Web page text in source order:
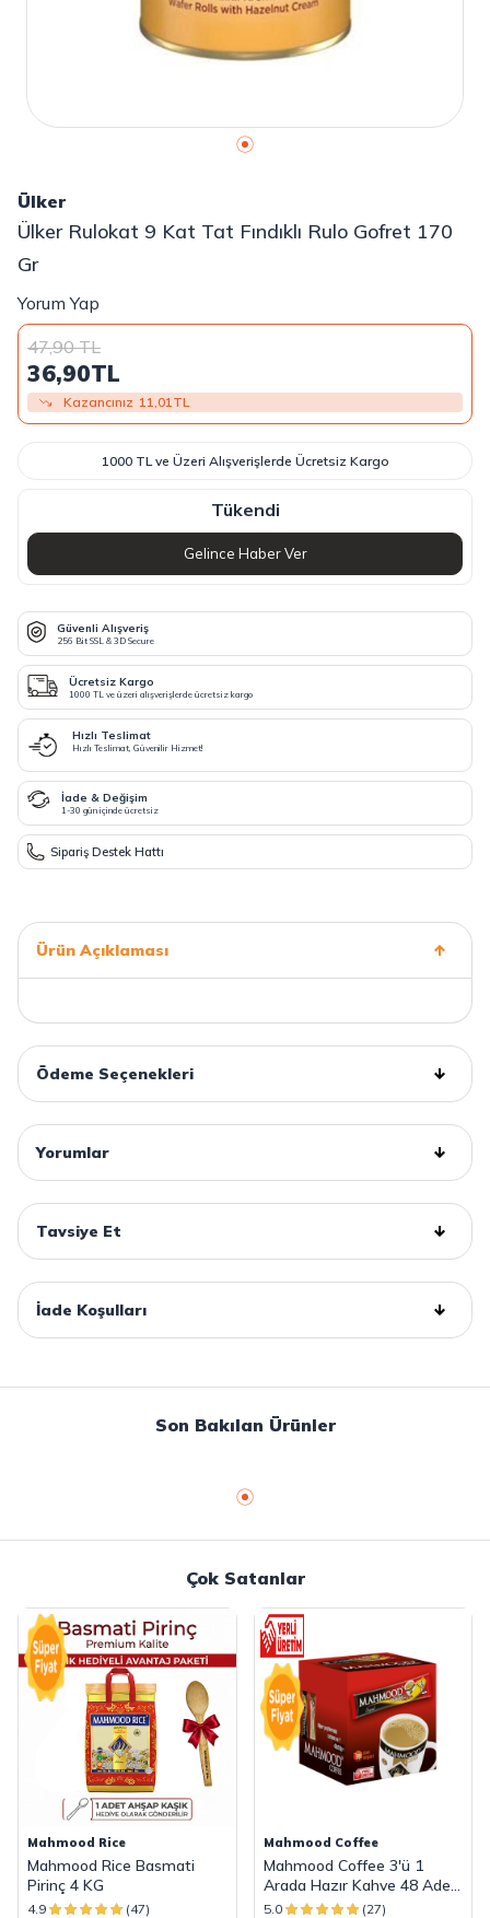
Ülker
Ülker Rulokat 9 Kat Tat Fındıklı Rulo Gofret 170
Gr
Yorum Yap
47,90TL
36,90TL
Kazancınız 11,01 TL
1000 TL ve Üzeri Alışverişlerde Ücretsiz Kargo
Tükendi
Gelince Haber Ver
Güvenli Alışveriş
256 Bit SSL & 3D Secure
Ücretsiz Kargo
1000 TL ve üzeri alışverişlerde ücretsiz kargo
Hızlı Teslimat
Hızlı Teslimat, Güvenilir Hizmet!
İade & Değişim
1-30 gün içinde ücretsiz
Sipariş Destek Hattı
Ürün Açıklaması
Ödeme Seçenekleri
Yorumlar
Tavsiye Et
İade Koşulları
Son Bakılan Ürünler
Çok Satanlar
Mahmood Rice
Mahmood Rice Basmati
Pirinç 4 KG
4.9 (47)
Mahmood Coffee
Mahmood Coffee 3'ü 1
Arada Hazır Kahve 48 Adet
x 18 G
5.0 (27)